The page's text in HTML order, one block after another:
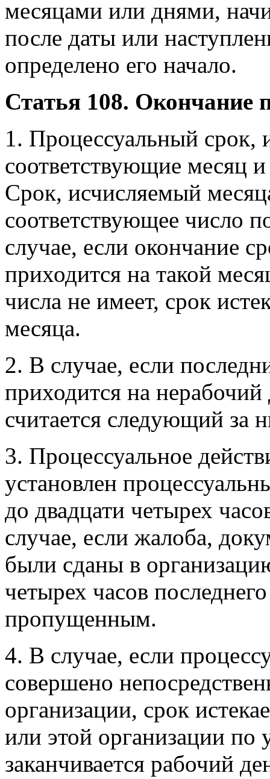
месяцами или днями,
после даты или
определено его начало.
Статья 108. Окончание
1. Процессуальный срок,
соответствующие месяц
Срок, исчисляемый
соответствующее число
случае, если окончание
приходится на такой
числа не имеет, срок
месяца.
2. В случае, если
приходится на
считается следующий за
3. Процессуальное
установлен
до двадцати четырех
случае, если жалоба,
были сданы в
четырех часов
пропущенным.
4. В случае, если
совершено
организации, срок
или этой организации по
заканчивается рабочий